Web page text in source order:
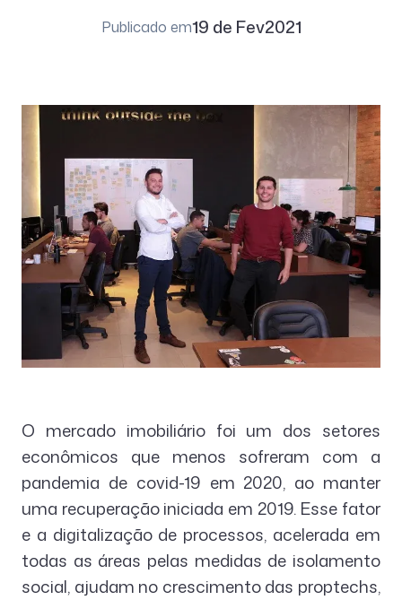
Publicado em19 de Fev2021
O mercado imobiliário foi um dos setores
econômicos que menos sofreram com a
pandemia de covid-19 em 2020, ao manter
uma recuperação iniciada em 2019. Esse fator
e a digitalização de processos, acelerada em
todas as áreas pelas medidas de isolamento
social, ajudam no crescimento das proptechs,